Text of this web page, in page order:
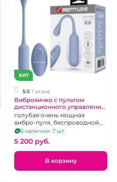
ХИТ
5.0 1 отзыв
Виброяичко с пультом
дистанционного управления
"Pretty Love"
голубая очень мощная
вибро-пуля, беспроводной
пульт ДУ, 12 режимов
В наличии: 7 шт.
5 200 pуб.
В корзину